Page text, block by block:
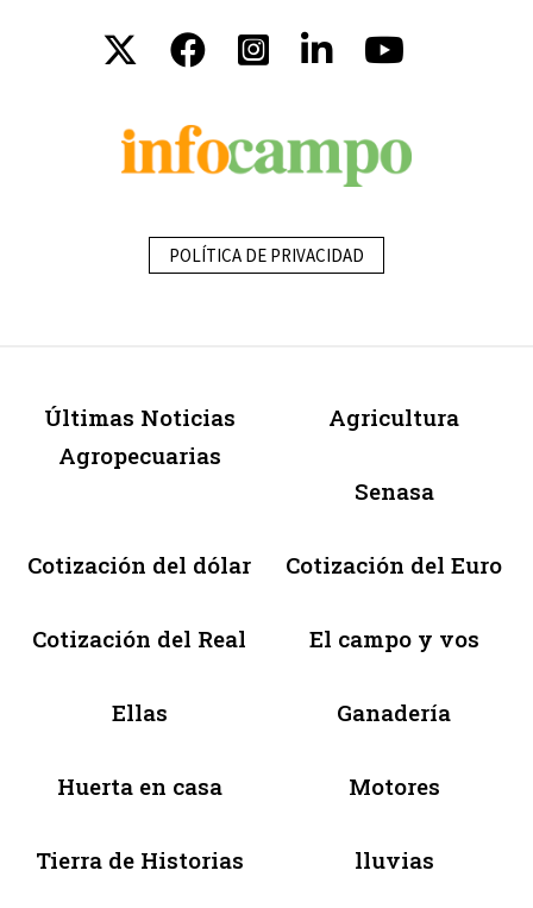
POLÍTICA DE PRIVACIDAD
Últimas Noticias
Agropecuarias
Agricultura
Senasa
Cotización del dólar Cotización del Euro
Cotización del Real El campo y vos
Ellas Ganadería
Huerta en casa Motores
Tierra de Historias lluvias